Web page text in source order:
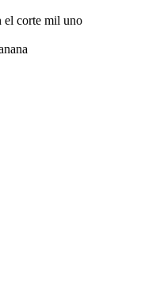
el corte mil uno